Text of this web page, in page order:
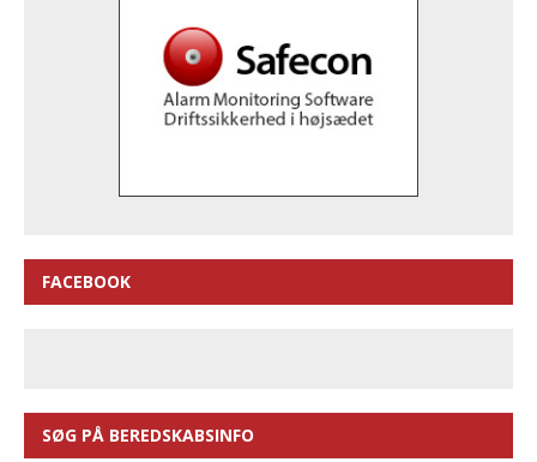
FACEBOOK
SØG PÅ BEREDSKABSINFO